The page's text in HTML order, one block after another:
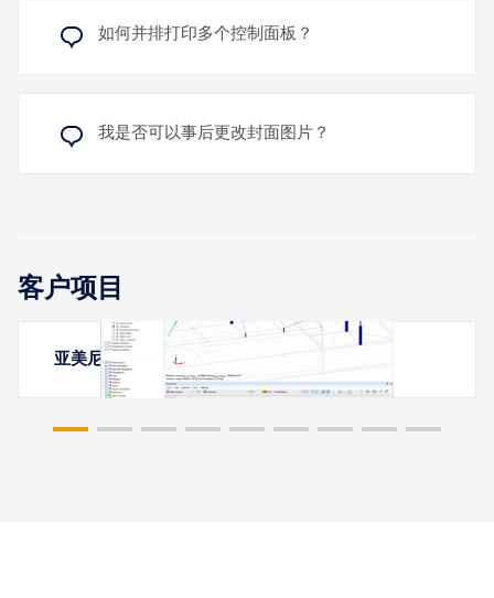
如何并排打印多个控制面板？
我是否可以事后更改封面图片？
客户项目
亚美尼亚埃里温的膜结构雨棚